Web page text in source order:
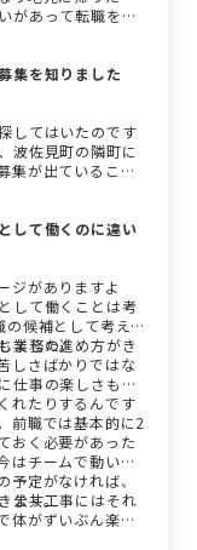
があって転職を決
集を知りました
してはいたのです
波佐見町の隣町に
集が出ていること
して働くのに違い
ジがありますよ
して働くことは考
候補として考えた
ました。
業務の進め方がき
しさばかりではな
仕事の楽しさも感
れたりするんです
前職では基本的に2
おく必要があった
はチームで動いて
定がなければ、
ます。
公共工事にはそれ
体がずいぶん楽に